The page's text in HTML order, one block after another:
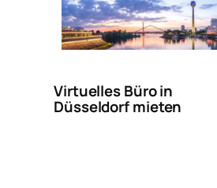
Virtuelles Büro in
Düsseldorf mieten